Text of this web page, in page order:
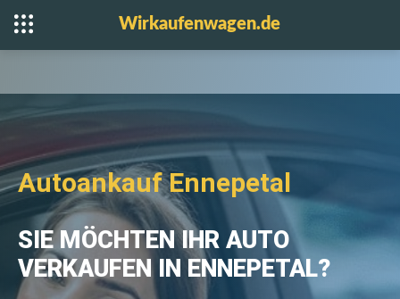
Wirkaufenwagen.de
Autoankauf Ennepetal
SIE MÖCHTEN IHR AUTO
VERKAUFEN IN ENNEPETAL?